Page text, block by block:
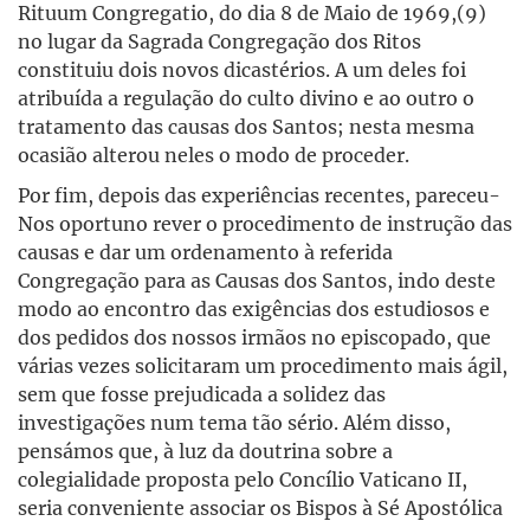
Rituum Congregatio, do dia 8 de Maio de 1969,(9)
no lugar da Sagrada Congregação dos Ritos
constituiu dois novos dicastérios. A um deles foi
atribuída a regulação do culto divino e ao outro o
tratamento das causas dos Santos; nesta mesma
ocasião alterou neles o modo de proceder.
Por fim, depois das experiências recentes, pareceu-
Nos oportuno rever o procedimento de instrução das
causas e dar um ordenamento à referida
Congregação para as Causas dos Santos, indo deste
modo ao encontro das exigências dos estudiosos e
dos pedidos dos nossos irmãos no episcopado, que
várias vezes solicitaram um procedimento mais ágil,
sem que fosse prejudicada a solidez das
investigações num tema tão sério. Além disso,
pensámos que, à luz da doutrina sobre a
colegialidade proposta pelo Concílio Vaticano II,
seria conveniente associar os Bispos à Sé Apostólica